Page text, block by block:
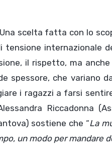
scelta fatta con lo
tensione internazionale
il rispetto, ma
spessore, che variano
i ragazzi a farsi
Riccadonna
sostiene che “La
un modo per mandare